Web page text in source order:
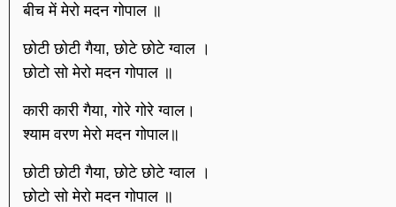
बीच में मेरो मदन गोपाल ॥
छोटी छोटी गैया, छोटे छोटे ग्वाल ।
छोटो सो मेरो मदन गोपाल ॥
कारी कारी गैया, गोरे गोरे ग्वाल।
श्याम वरण मेरो मदन गोपाल॥
छोटी छोटी गैया, छोटे छोटे ग्वाल ।
छोटो सो मेरो मदन गोपाल ॥